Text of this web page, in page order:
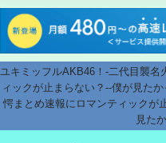
ユキミッフルAKB46！-二代目襲
ィックが止まらない？--僕が見た
愕まとめ速報にロマンティックが
見た